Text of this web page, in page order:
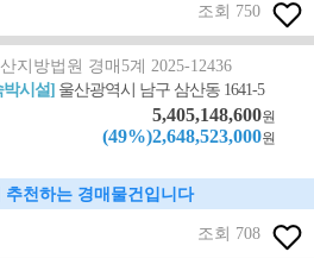
조회 750
지방법원 경매5계 2025-12436
박시설] 울산광역시 남구 삼산동 1641-5
5,405,148,600원
(49%)2,648,523,000원
추천하는 경매물건입니다
조회 708